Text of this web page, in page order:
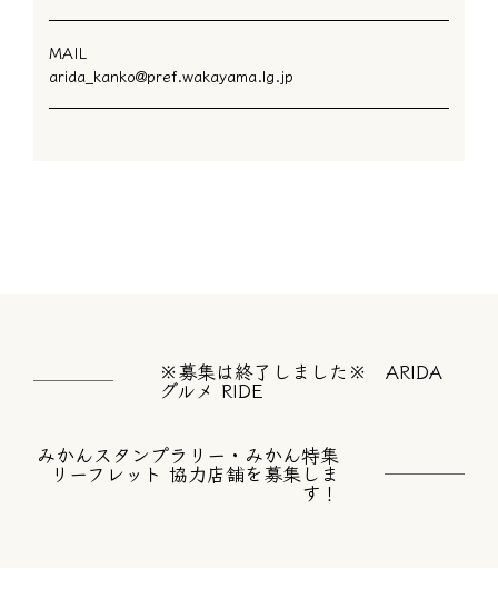
MAIL
arida_kanko@pref.wakayama.lg.jp
※募集は終了しました※ ARIDA
グルメ RIDE
みかんスタンプラリー・みかん特集
リーフレット 協力店舗を募集しま
す！